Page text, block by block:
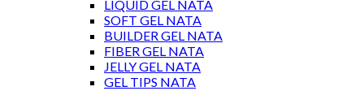
LIQUID GEL NATA
SOFT GEL NATA
BUILDER GEL NATA
FIBER GEL NATA
JELLY GEL NATA
GEL TIPS NATA